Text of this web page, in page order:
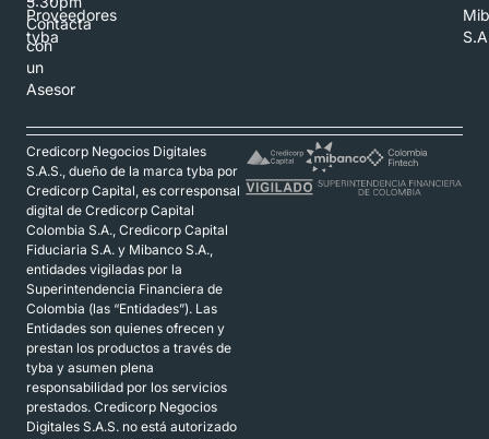
Contacta
con
un
Asesor
Proveedores
tyba
Credicorp Negocios Digitales
S.A.S., dueño de la marca tyba por
Credicorp Capital, es corresponsal
digital de Credicorp Capital
Colombia S.A., Credicorp Capital
Fiduciaria S.A. y Mibanco S.A.,
entidades vigiladas por la
Superintendencia Financiera de
Colombia (las “Entidades”). Las
Entidades son quienes ofrecen y
prestan los productos a través de
tyba y asumen plena
responsabilidad por los servicios
prestados. Credicorp Negocios
Digitales S.A.S. no está autorizado